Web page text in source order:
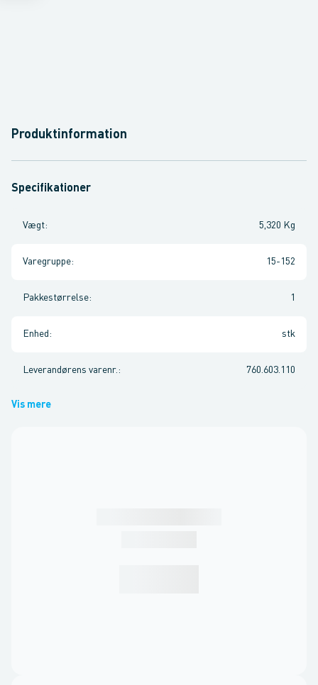
Produktinformation
Specifikationer
Vægt: 5,320 Kg
Varegruppe: 15-152
Pakkestørrelse: 1
Enhed : stk
Leverandørens varenr. : 760.603.110
Vis mere